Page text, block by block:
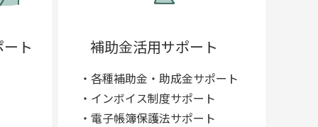
ト 補助金活用サポート
・各種補助金・助成金サポート
・インボイス制度サポート
・電子帳簿保護法サポート